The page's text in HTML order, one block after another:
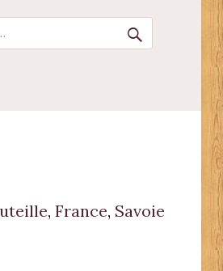
, France, Savoie